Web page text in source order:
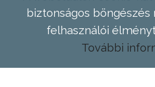
biztonságos
felhasználói
További